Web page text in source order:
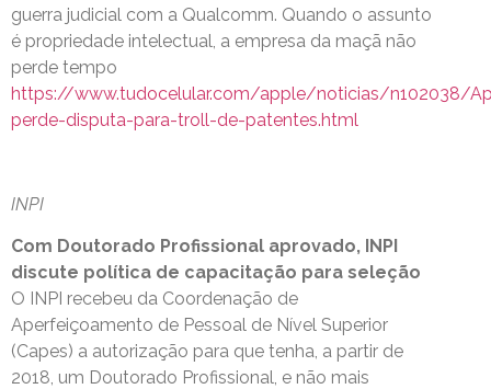
guerra judicial com a Qualcomm. Quando o assunto
é propriedade intelectual, a empresa da maçã não
perde tempo
https://www.tudocelular.com/apple/noticias/n102038/
perde-disputa-para-troll-de-patentes.html
INPI
Com Doutorado Profissional aprovado, INPI
discute política de capacitação para seleção
O INPI recebeu da Coordenação de
Aperfeiçoamento de Pessoal de Nível Superior
(Capes) a autorização para que tenha, a partir de
2018, um Doutorado Profissional, e não mais